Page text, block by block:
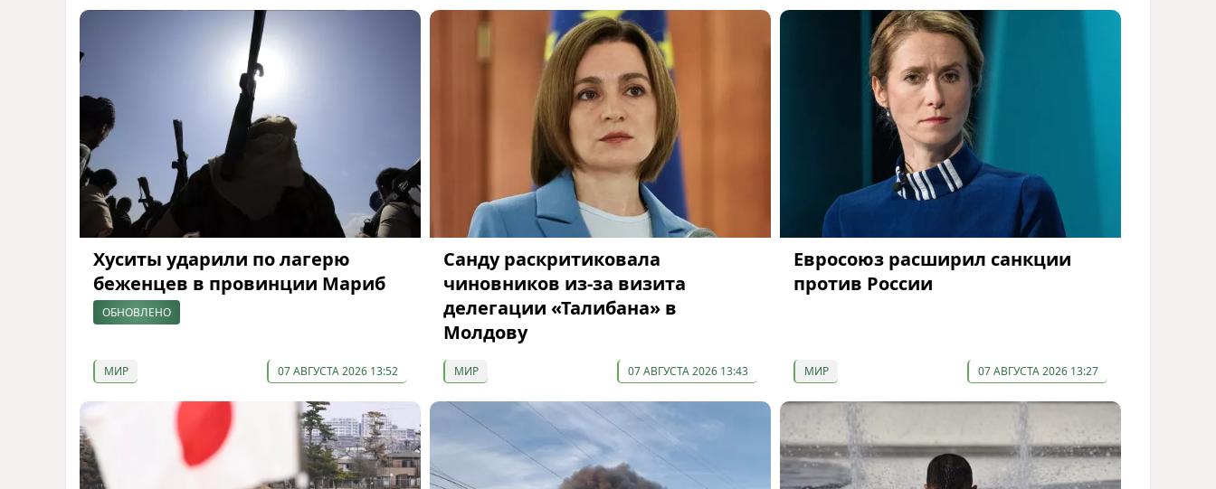
Хуситы ударили по лагерю
беженцев в провинции Мариб
ОБНОВЛЕНО
МИР 07 АВГУСТА 2026 13:52
Санду раскритиковала
чиновников из-за визита
делегации «Талибана» в
Молдову
МИР 07 АВГУСТА 2026 13:43
Евросоюз расширил санкции
против России
МИР 07 АВГУСТА 2026 13:27